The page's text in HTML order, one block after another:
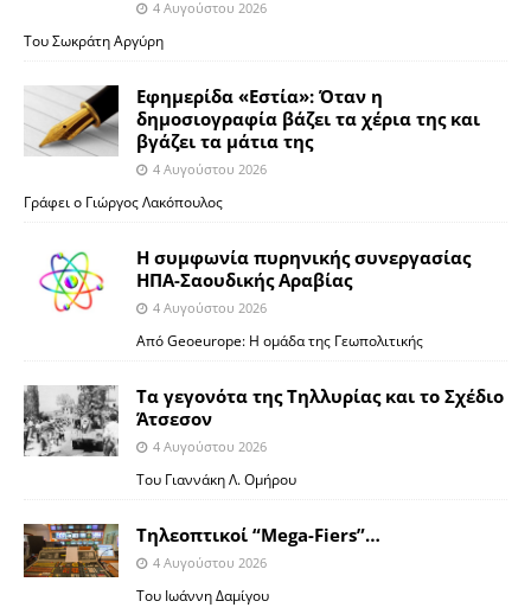
4 Αυγούστου 2026
Του Σωκράτη Αργύρη
Εφημερίδα «Εστία»: Όταν η
δημοσιογραφία βάζει τα χέρια της και
βγάζει τα μάτια της
4 Αυγούστου 2026
Γράφει ο Γιώργος Λακόπουλος
Η συμφωνία πυρηνικής συνεργασίας
ΗΠΑ-Σαουδικής Αραβίας
4 Αυγούστου 2026
Από Geoeurope: H ομάδα της Γεωπολιτικής
Τα γεγονότα της Τηλλυρίας και το Σχέδιο
Άτσεσον
4 Αυγούστου 2026
Toυ Γιαννάκη Λ. Ομήρου
Tηλεοπτικοί “Mega-Fiers”…
4 Αυγούστου 2026
Toυ Ιωάννη Δαμίγου